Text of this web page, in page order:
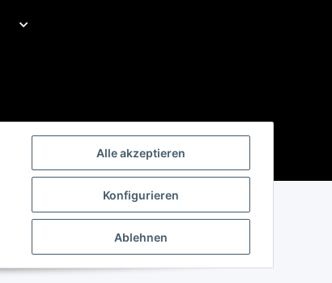
Alle akzeptieren
Konfigurieren
Ablehnen